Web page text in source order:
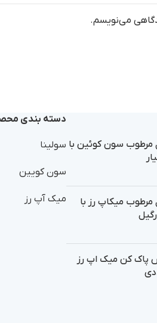
می‌نویسم.
مرطوب سون کوئین با
میکاپ رز با
پاک کن میک اپ رز
دسته بندی
سولینا
سون کویین
میک آپ رز